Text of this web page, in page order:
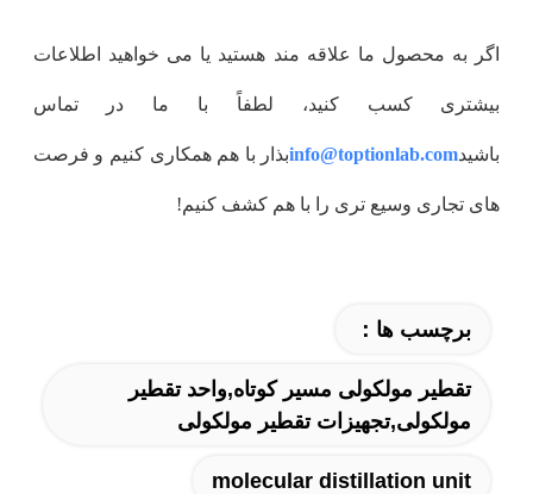
اگر به محصول ما علاقه مند هستید یا می خواهید اطلاعات
بیشتری کسب کنید، لطفاً با ما در تماس
باشیدinfo@toptionlab.comبذار با هم همکاری کنیم و فرصت
های تجاری وسیع تری را با هم کشف کنیم!
برچسب ها：
تقطیر مولکولی مسیر کوتاه,واحد تقطیر
مولکولی,تجهیزات تقطیر مولکولی
molecular distillation unit